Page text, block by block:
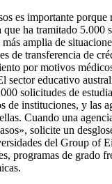
es importante porque
ha tramitado 5.000
más amplia de
de transferencia de
por motivos
sector educativo
solicitudes de
de instituciones, y las
Cuando una
solicite un
del Group of
programas de grado